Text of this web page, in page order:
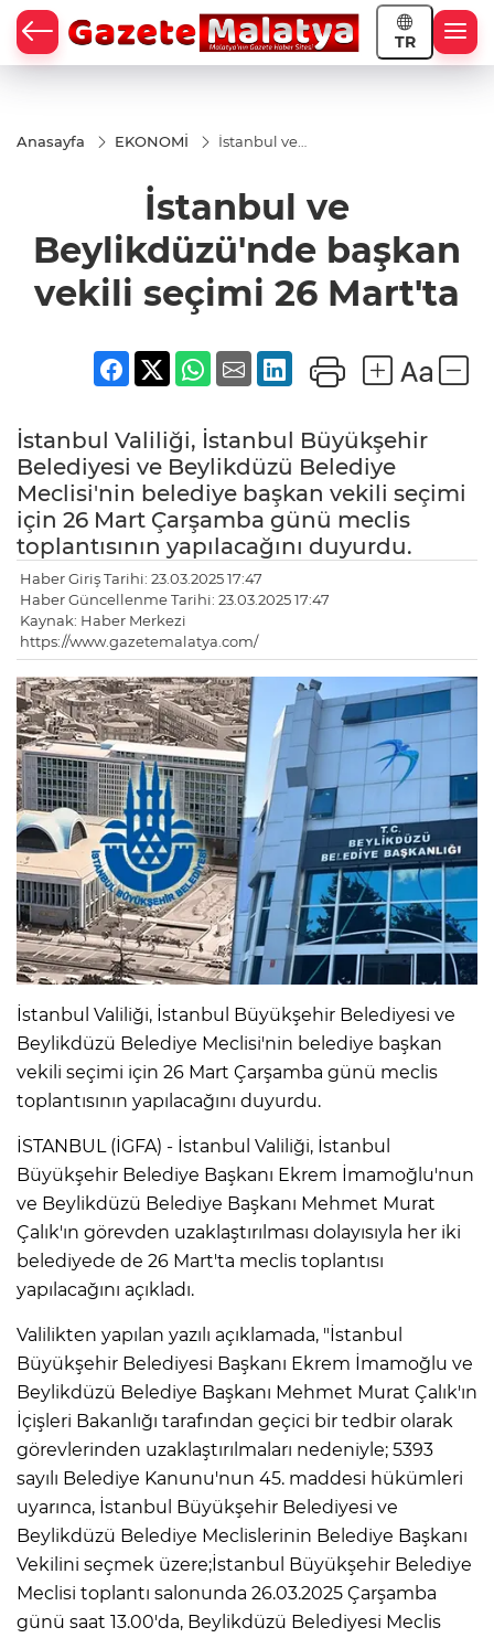
TR
Anasayfa EKONOMİ
İstanbul ve
seçimi 26
Mart'ta
İstanbul ve
Beylikdüzü'nde başkan
vekili seçimi 26 Mart'ta
İstanbul Valiliği, İstanbul Büyükşehir
Belediyesi ve Beylikdüzü Belediye
Meclisi'nin belediye başkan vekili seçimi
için 26 Mart Çarşamba günü meclis
toplantısının yapılacağını duyurdu.
Haber Giriş Tarihi: 23.03.2025 17:47
Haber Güncellenme Tarihi: 23.03.2025 17:47
Kaynak: Haber Merkezi
https://www.gazetemalatya.com/
İstanbul Valiliği, İstanbul Büyükşehir Belediyesi ve
Beylikdüzü Belediye Meclisi'nin belediye başkan
vekili seçimi için 26 Mart Çarşamba günü meclis
toplantısının yapılacağını duyurdu.
İSTANBUL (İGFA) - İstanbul Valiliği, İstanbul
Büyükşehir Belediye Başkanı Ekrem İmamoğlu'nun
ve Beylikdüzü Belediye Başkanı Mehmet Murat
Çalık'ın görevden uzaklaştırılması dolayısıyla her iki
belediyede de 26 Mart'ta meclis toplantısı
yapılacağını açıkladı.
Valilikten yapılan yazılı açıklamada, "İstanbul
Büyükşehir Belediyesi Başkanı Ekrem İmamoğlu ve
Beylikdüzü Belediye Başkanı Mehmet Murat Çalık'ın
İçişleri Bakanlığı tarafından geçici bir tedbir olarak
görevlerinden uzaklaştırılmaları nedeniyle; 5393
sayılı Belediye Kanunu'nun 45. maddesi hükümleri
uyarınca, İstanbul Büyükşehir Belediyesi ve
Beylikdüzü Belediye Meclislerinin Belediye Başkanı
Vekilini seçmek üzere;İstanbul Büyükşehir Belediye
Meclisi toplantı salonunda 26.03.2025 Çarşamba
günü saat 13.00'da, Beylikdüzü Belediyesi Meclis